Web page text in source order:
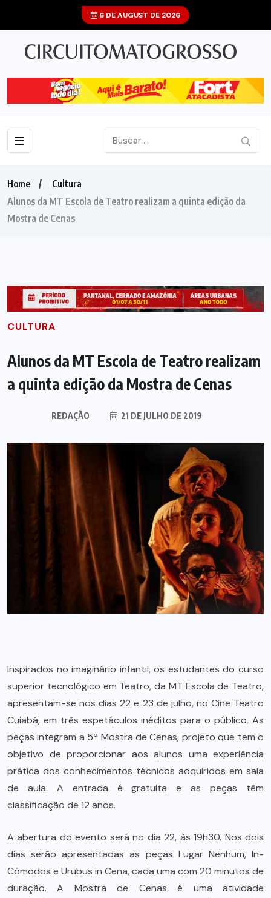
6 DE AUGUST DE 2026
Home
Cultura
Alunos da MT Escola de Teatro realizam a quinta edição da
Mostra de Cenas
CULTURA
Alunos da MT Escola de Teatro realizam
a quinta edição da Mostra de Cenas
REDAÇÃO 21 DE JULHO DE 2019
Inspirados no imaginário infantil, os estudantes do curso
superior tecnológico em Teatro, da MT Escola de Teatro,
apresentam-se nos dias 22 e 23 de julho, no Cine Teatro
Cuiabá, em três espetáculos inéditos para o público. As
peças integram a 5ª Mostra de Cenas, projeto que tem o
objetivo de proporcionar aos alunos uma experiência
prática dos conhecimentos técnicos adquiridos em sala
de aula. A entrada é gratuita e as peças têm
classificação de 12 anos.
A abertura do evento será no dia 22, às 19h30. Nos dois
dias serão apresentadas as peças Lugar Nenhum, In-
Cômodos e Urubus in Cena, cada uma com 20 minutos de
duração. A Mostra de Cenas é uma atividade